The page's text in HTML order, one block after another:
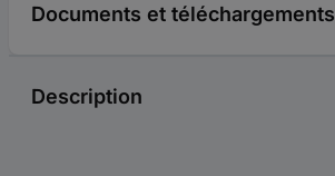
Documents et téléchargements
Description